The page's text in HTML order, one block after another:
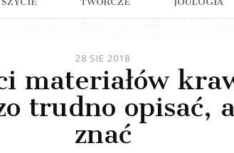
28 SIE 2018
materiałów
trudno opisać,
znać